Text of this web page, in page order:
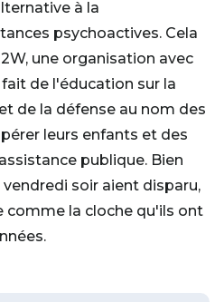
à la
psychoactives. Cela
une organisation avec
de l'éducation sur la
de la défense au nom des
leurs enfants et des
publique. Bien
soir aient disparu,
comme la cloche qu'ils ont